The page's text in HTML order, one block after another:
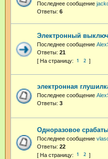
Последнее сообщение
Ответы: 6
Электронный
Последнее сообщение
Ответы: 21
1 2
электронная
Последнее сообщение
Ответы: 3
Одноразовое
Последнее сообщение
Ответы: 22
1 2